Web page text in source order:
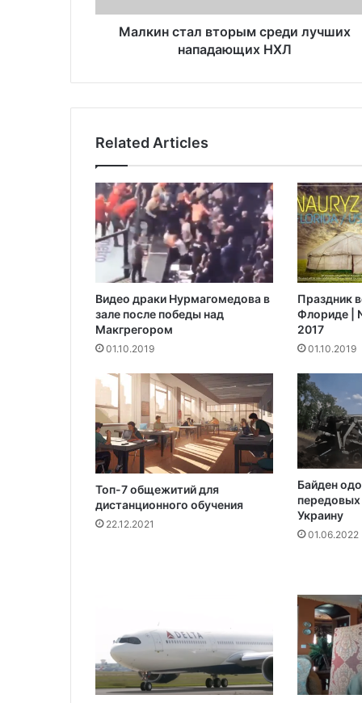
а
о
с
р
е
д
и
л
у
ш
и
х
н
а
д
а
ю
щ
и
х
Н
Х
Малкин стал вторым среди лучших
нападающих НХЛ
Related Articles
Видео драки Нурмагомедова в
зале после победы над
Макгрегором‍
01.10.2019
Праздник
Флориде |
2017
01.10.2019
Топ-7 общежитий для
дистанционного обучения
22.12.2021
Байден
Украину
01.06.2022